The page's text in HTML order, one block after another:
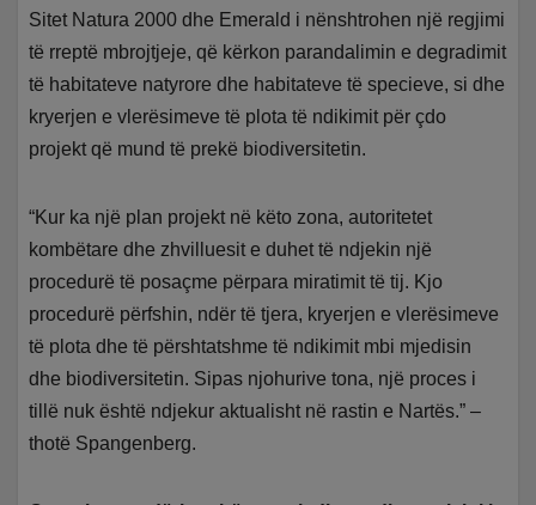
Sitet Natura 2000 dhe Emerald i nënshtrohen një regjimi
të rreptë mbrojtjeje, që kërkon parandalimin e degradimit
të habitateve natyrore dhe habitateve të specieve, si dhe
kryerjen e vlerësimeve të plota të ndikimit për çdo
projekt që mund të prekë biodiversitetin.
“Kur ka një plan projekt në këto zona, autoritetet
kombëtare dhe zhvilluesit e duhet të ndjekin një
procedurë të posaçme përpara miratimit të tij. Kjo
procedurë përfshin, ndër të tjera, kryerjen e vlerësimeve
të plota dhe të përshtatshme të ndikimit mbi mjedisin
dhe biodiversitetin. Sipas njohurive tona, një proces i
tillë nuk është ndjekur aktualisht në rastin e Nartës.” –
thotë Spangenberg.